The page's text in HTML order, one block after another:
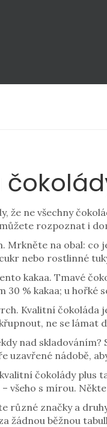
že ne všechny
rozpoznat i
Mrkněte na obal: co
nebo rostlinné
kakaa. Tmavé
30 % kakaa; u hořké
Kvalitní čokoláda
ne se lámat
nad
uzavřené nádobě,
čokolády plus
všeho s mírou.
různé značky a
žádnou běžnou